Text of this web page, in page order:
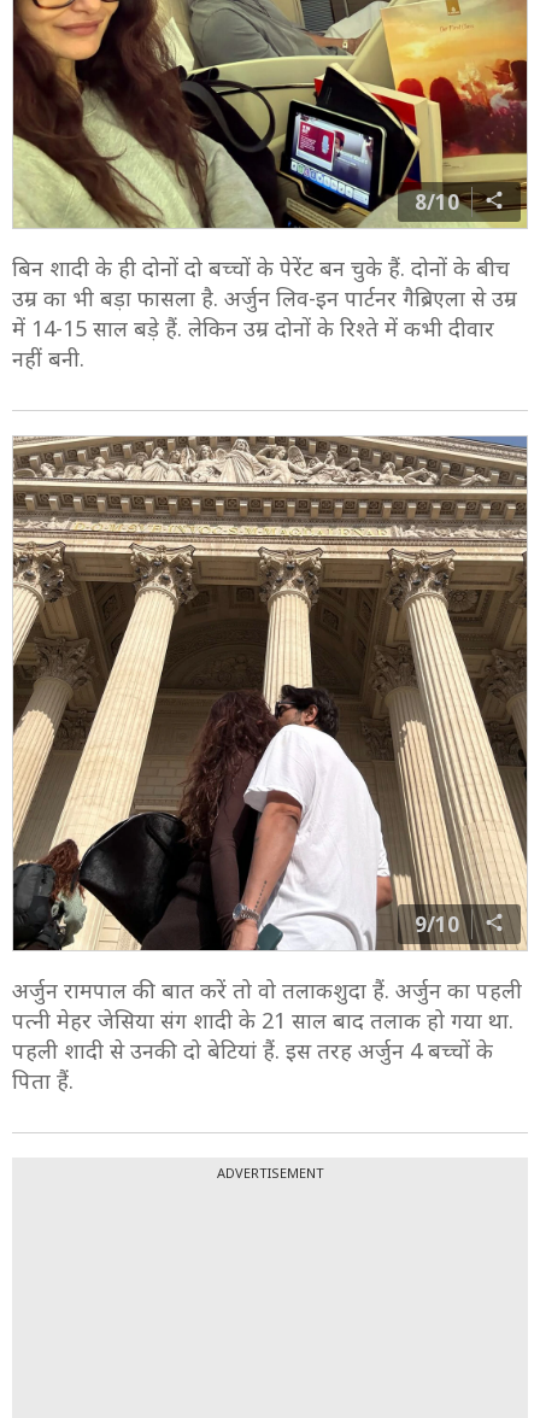
8/10
बिन शादी के ही दोनों दो बच्चों के पेरेंट बन चुके हैं. दोनों के बीच
उम्र का भी बड़ा फासला है. अर्जुन लिव-इन पार्टनर गैब्रिएला से उम्र
में 14-15 साल बड़े हैं. लेकिन उम्र दोनों के रिश्ते में कभी दीवार
नहीं बनी.
9/10
अर्जुन रामपाल की बात करें तो वो तलाकशुदा हैं. अर्जुन का पहली
पत्नी मेहर जेसिया संग शादी के 21 साल बाद तलाक हो गया था.
पहली शादी से उनकी दो बेटियां हैं. इस तरह अर्जुन 4 बच्चों के
पिता हैं.
ADVERTISEMENT